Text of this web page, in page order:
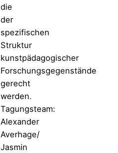
die
der
spezifischen
Struktur
kunstpädagogischer
Forschungsgegenstände
gerecht
werden.
Tagungsteam:
Alexander
Averhage/
Jasmin